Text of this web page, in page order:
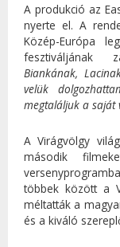
A produkció az
nyerte el. A
Közép-Európa
fesztiváljának
Biankának,
velük
megtaláljuk a saját
A Virágvölgy
második
többek között a
méltatták a
és a kiváló